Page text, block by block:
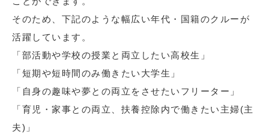
そのため、下記のような幅広い年代・国籍のクルーが
活躍しています。
「部活動や学校の授業と両立したい高校生」
「短期や短時間のみ働きたい大学生」
「自身の趣味や夢との両立をさせたいフリーター」
「育児・家事との両立、扶養控除内で働きたい主婦(主
夫)」